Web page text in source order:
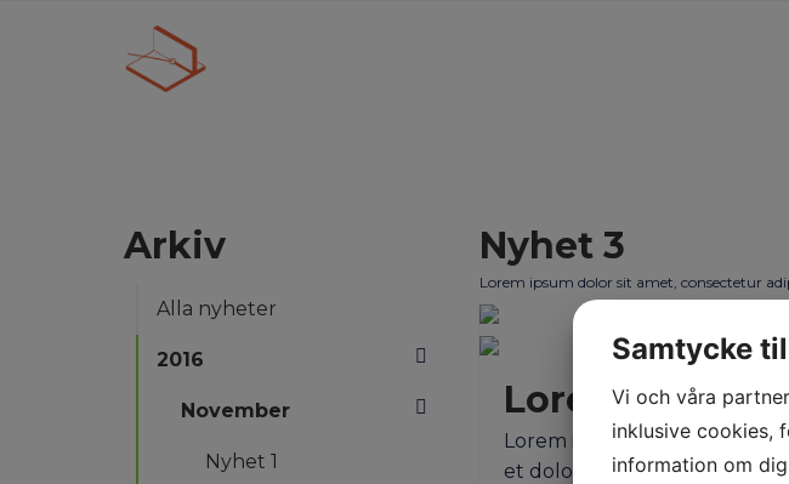
Arkiv
Alla nyheter
2016
November
Nyhet 1
Nyhet 3
Lorem ipsum dolor sit amet, consectetur
Lorem Ipsum
Lorem ipsum dolor sit amet,
et dolore magna aliqua. Ut
Samtycke
Vi och våra
inklusive cookies,
information om